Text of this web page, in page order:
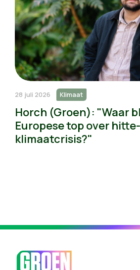
28 juli 2026 Klimaat
Horch (Groen): "Waar
Europese top over
klimaatcrisis?"